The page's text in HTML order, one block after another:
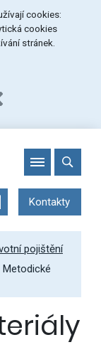
cookies:
cookies
stránek.
Kontakty
pojištění
Metodické